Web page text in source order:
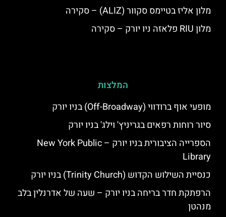
מלון אליז בטיימס סקוור (ALIZ) – סקירה
מלון RIU פלאזה ניו יורק – סקירה
המלצות
מופעי אוף ברודווי (Off-Broadway) בניו יורק
סיור רוחות רפאים בגריניץ' וילג' בניו יורק
הספרייה הציבורית בניו יורק – New York Public
Library
כנסיית השילוש הקדוש (Trinity Church) בניו יורק
הרפתקת חדר בריחה בניו יורק – שעה של אדרנלין בלב
מנהטן